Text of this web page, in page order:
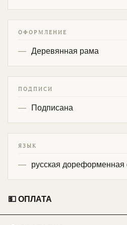
ОФОРМЛЕНИЕ
Деревянная рама
ПОДПИСИ
Подписана
ЯЗЫК
русская
💵 ОПЛАТА